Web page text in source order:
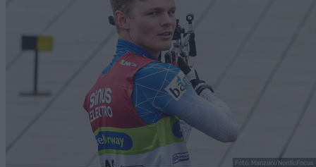
Foto: Manzoni/NordicFocus